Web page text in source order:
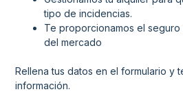
tipo de incidencias.
Te proporcionamos el
del mercado
Rellena tus datos en el formulario y
información.